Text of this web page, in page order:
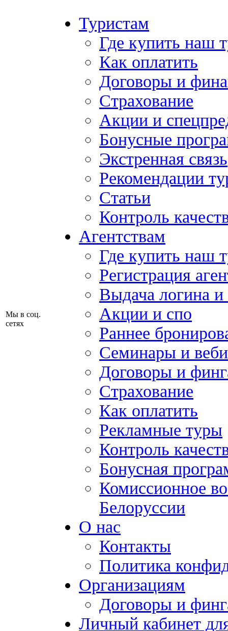
Мы в соц.
сетях
Туристам
Где купить наш
Как оплатить
Договоры и
Страхование
Акции и
Бонусные
Экстренная связь
Рекомендации
Статьи
Контроль
Агентствам
Где купить наш
Регистрация
Выдача логина и
Акции и спо
Раннее
Семинары и
Договоры и
Страхование
Как оплатить
Рекламные туры
Контроль
Бонусная
Комиссионное
Белоруссии
О нас
Контакты
Политика
Организациям
Договоры и
Личный кабинет